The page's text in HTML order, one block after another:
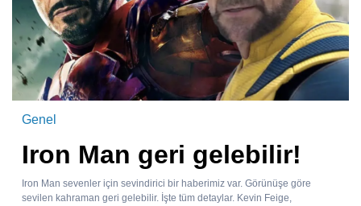
Genel
Iron Man geri gelebilir!
Iron Man sevenler için sevindirici bir haberimiz var. Görünüşe göre
sevilen kahraman geri gelebilir. İşte tüm detaylar. Kevin Feige,